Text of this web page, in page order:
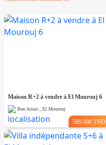
Maison R+2 à vendre à El Mourouj 6
Ben Arous , El Mourouj
580.000 TND